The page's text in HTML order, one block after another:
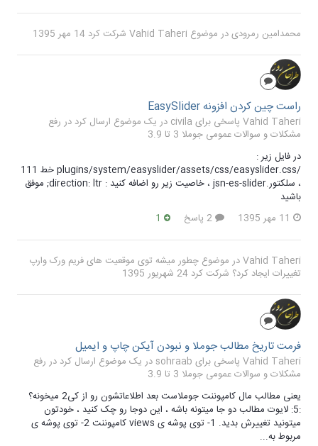
محمدامین رمرودیدر موضوع Vahid Taheri شرکت کرد 14 مهر 1395
راست چین کردن افزونه EasySlider
Vahid Taheri پاسخی برای civila در یک موضوع ارسال کرد در
رفع
مشکلات و سوالات عمومی جوملا 3 تا 3.9
در فایل زیر :
/plugins/system/easyslider/assets/css/easyslider.css خط 111
، سلکتور.jsn-es-slider ، خاصیت زیر رو اضافه کنید : direction: ltr; موفق
باشید
11 مهر 1395
Vahid Taheriدر موضوع چطور میشه توی موقعیت های فریم ورک وارپ
تغییرات ایجاد کرد؟ شرکت کرد 24 شهریور 1395
فرمت تاریخ مطالب جوملا و نبودن آیکن چاپ و ایمیل
Vahid Taheri پاسخی برای sohraab در یک موضوع ارسال کرد در
رفع
مشکلات و سوالات عمومی جوملا 3 تا 3.9
یعنی مطالب مال کامپوننت جوملاست بعد اطلاعاتشون رو از کی2 میخونه؟
:5: لایوت مطالب دو جا میتونه باشه ، این دوجا رو چک کنید ، خودتون
میتونید تغییرش بدید. 1- توی پوشه ی views کامپوننت 2- توی پوشه ی
مربوط به...